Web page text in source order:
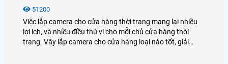
51200
Việc lắp camera cho cửa hàng thời trang mang lại nhiều
lợi ích, và nhiều điều thú vị cho mỗi chủ cửa hàng thời
trang. Vậy lắp camera cho cửa hàng loại nào tốt, giải